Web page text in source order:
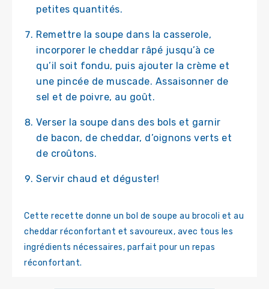
petites quantités.
Remettre la soupe dans la casserole,
incorporer le cheddar râpé jusqu’à ce
qu’il soit fondu, puis ajouter la crème et
une pincée de muscade. Assaisonner de
sel et de poivre, au goût.
Verser la soupe dans des bols et garnir
de bacon, de cheddar, d’oignons verts et
de croûtons.
Servir chaud et déguster!
Cette recette donne un bol de soupe au brocoli et au
cheddar réconfortant et savoureux, avec tous les
ingrédients nécessaires, parfait pour un repas
réconfortant.